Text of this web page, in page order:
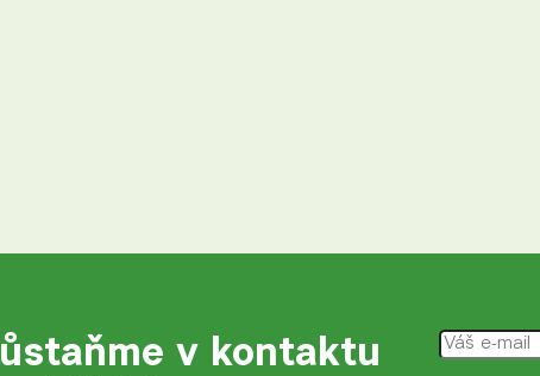
v kontaktu